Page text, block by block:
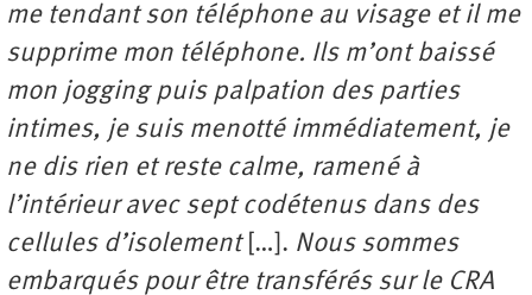
me tendant son téléphone au visage et il me
supprime mon téléphone. Ils m’ont baissé
mon jogging puis palpation des parties
intimes, je suis menotté immédiatement, je
ne dis rien et reste calme, ramené à
l’intérieur avec sept codétenus dans des
cellules d’isolement […]. Nous sommes
embarqués pour être transférés sur le CRA